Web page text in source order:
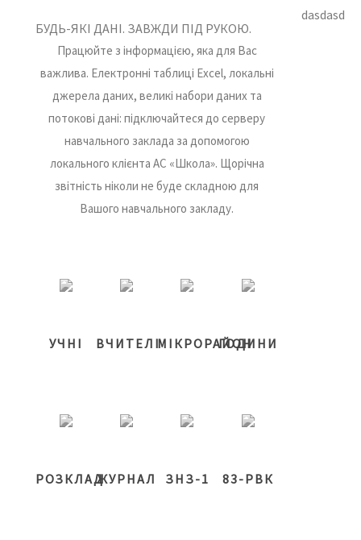
БУДЬ-ЯКІ ДАНІ. ЗАВЖДИ ПІД РУКОЮ.
Працюйте з інформацією, яка для Вас
важлива. Електронні таблиці Excel, локальні
джерела даних, великі набори даних та
потокові дані: підключайтеся до серверу
навчального заклада за допомогою
локального клієнта АС «Школа». Щорічна
звітність ніколи не буде складною для
Вашого навчального закладу.
УЧНІ ВЧИТЕЛІМІКРОРАЙОН
ГОДИНИ
РОЗКЛАДЖУРНАЛ ЗНЗ-1 83-РВК
dasdasd